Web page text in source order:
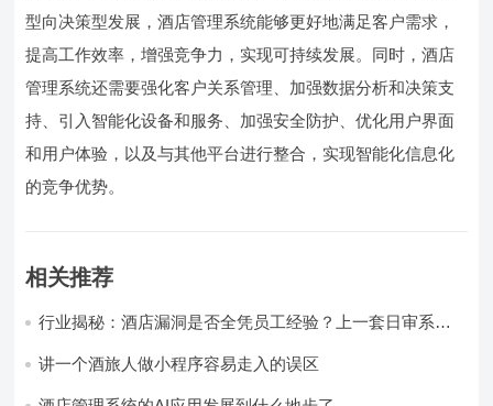
型向决策型发展，酒店管理系统能够更好地满足客户需求，
提高工作效率，增强竞争力，实现可持续发展。同时，酒店
管理系统还需要强化客户关系管理、加强数据分析和决策支
持、引入智能化设备和服务、加强安全防护、优化用户界面
和用户体验，以及与其他平台进行整合，实现智能化信息化
的竞争优势。
相关推荐
行业揭秘：酒店漏洞是否全凭员工经验？上一套日审系
讲一个酒旅人做小程序容易走入的误区